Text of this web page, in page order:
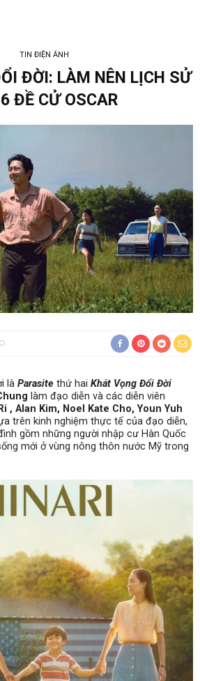
TIN ĐIỆN ẢNH
ĐỜI: LÀM NÊN LỊCH SỬ
ĐỀ CỬ OSCAR
là Parasite thứ hai Khát Vọng Đổi Đời
làm đạo diễn và các diễn viên
, Alan Kim, Noel Kate Cho, Youn Yuh
trên kinh nghiệm thực tế của đạo diễn,
gồm những người nhập cư Hàn Quốc
mới ở vùng nông thôn nước Mỹ trong